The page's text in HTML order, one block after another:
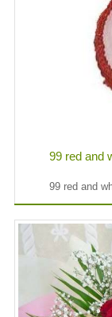
99 red and
99 red and